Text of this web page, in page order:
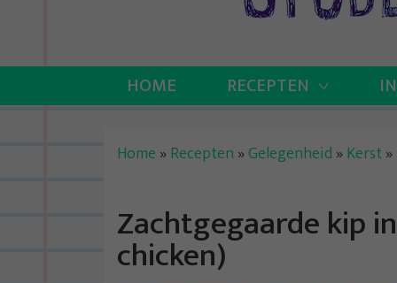
HOME RECEPTEN
Home » Recepten » Gelegenheid » Kerst»
Zachtgegaarde kip
chicken)